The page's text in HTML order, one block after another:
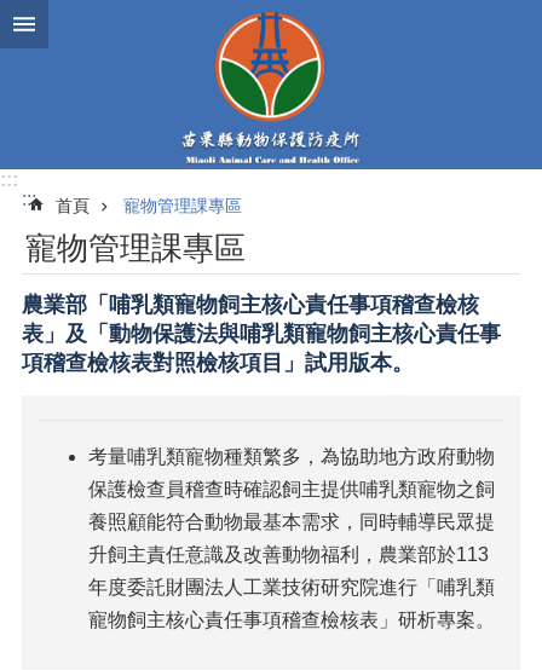
跳到主要內容區塊
:::
:::
首頁 寵物管理課專區
寵物管理課專區
農業部「哺乳類寵物飼主核心責任事項稽查檢核
表」及「動物保護法與哺乳類寵物飼主核心責任事
項稽查檢核表對照檢核項目」試用版本。
考量哺乳類寵物種類繁多，為協助地方政府動物
保護檢查員稽查時確認飼主提供哺乳類寵物之飼
養照顧能符合動物最基本需求，同時輔導民眾提
升飼主責任意識及改善動物福利，農業部於113
年度委託財團法人工業技術研究院進行「哺乳類
寵物飼主核心責任事項稽查檢核表」研析專案。